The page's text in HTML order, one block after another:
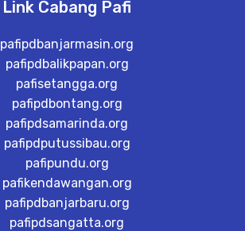
Link Cabang Pafi
pafipdbanjarmasin.org
pafipdbalikpapan.org
pafisetangga.org
pafipdbontang.org
pafipdsamarinda.org
pafipdputussibau.org
pafipundu.org
pafikendawangan.org
pafipdbanjarbaru.org
pafipdsangatta.org